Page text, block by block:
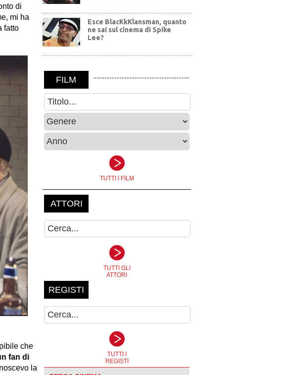
di
mi ha
fatto
che
fan di
la
Esce BlacKkKlansman, quanto
ne sai sul cinema di Spike
Lee?